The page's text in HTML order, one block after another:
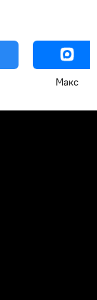
Макс